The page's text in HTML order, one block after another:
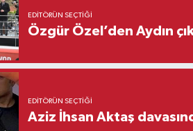
EDITÖRÜN SEÇTIĞI
Özgür Özel’den Aydın
EDITÖRÜN SEÇTIĞI
Aziz İhsan Aktaş